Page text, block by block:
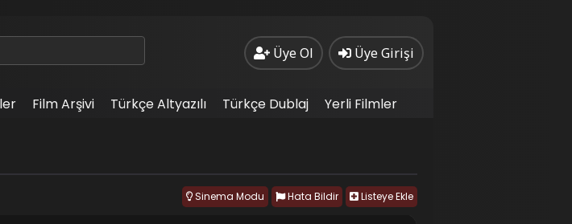
Üye Ol Üye Girişi
Film Arşivi Türkçe Altyazılı Türkçe Dublaj
Yerli Filmler
Listeye Ekle
Hata Bildir
Sinema Modu